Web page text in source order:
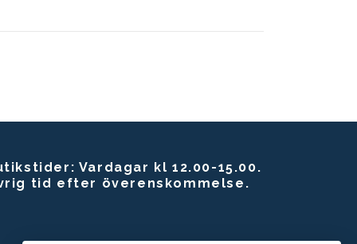
Vardagar kl 12.00-15.00.
tid efter överenskommelse.